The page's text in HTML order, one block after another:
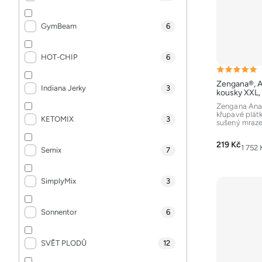
GymBeam 6
HOT-CHIP 6
Indiana Jerky 3
KETOMIX 3
Semix 7
SimplyMix 3
Sonnentor 6
SVĚT PLODŮ 12
Zengana®,
kousky
Průměrné
hodnocení
produktu
je
z
219 KčMěrná
1 752
Zengana
křupavé
sušený